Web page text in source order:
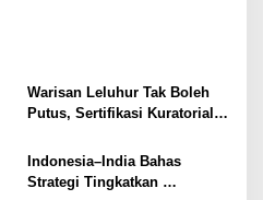
Warisan Leluhur Tak Boleh
Putus, Sertifikasi Kuratorial
Indonesia–India Bahas
Strategi Tingkatkan